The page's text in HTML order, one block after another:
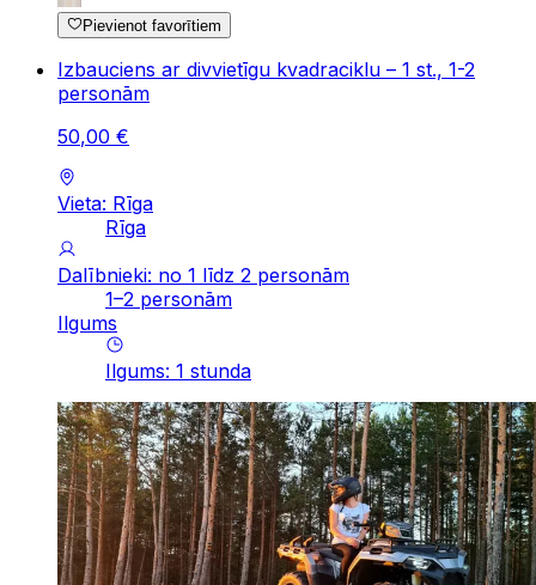
Pievienot favorītiem
Izbauciens ar divvietīgu kvadraciklu – 1 st., 1-2
personām
50,00 €
Vieta: Rīga
Rīga
Dalībnieki: no 1 līdz 2 personām
1–2 personām
Ilgums
Ilgums: 1 stunda